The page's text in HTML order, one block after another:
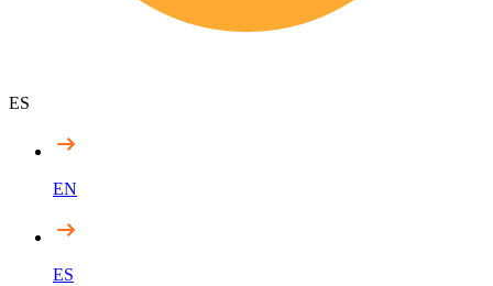
ES
EN
ES